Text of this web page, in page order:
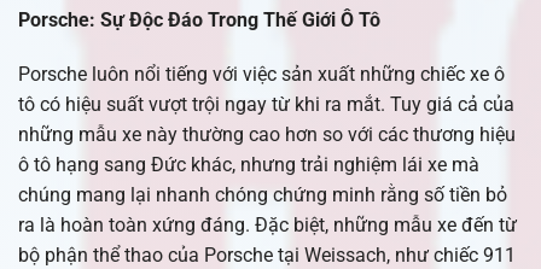
Porsche: Sự Độc Đáo Trong Thế Giới Ô Tô
Porsche luôn nổi tiếng với việc sản xuất những chiếc xe ô
tô có hiệu suất vượt trội ngay từ khi ra mắt. Tuy giá cả của
những mẫu xe này thường cao hơn so với các thương hiệu
ô tô hạng sang Đức khác, nhưng trải nghiệm lái xe mà
chúng mang lại nhanh chóng chứng minh rằng số tiền bỏ
ra là hoàn toàn xứng đáng. Đặc biệt, những mẫu xe đến từ
bộ phận thể thao của Porsche tại Weissach, như chiếc 911